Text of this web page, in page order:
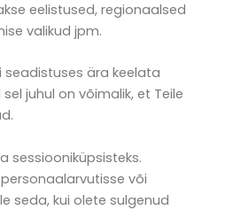
eelistused, regionaalsed
valikud jpm.
seadistuses ära keelata
juhul on võimalik, et Teile
sessiooniküpsisteks.
või
seda, kui olete sulgenud